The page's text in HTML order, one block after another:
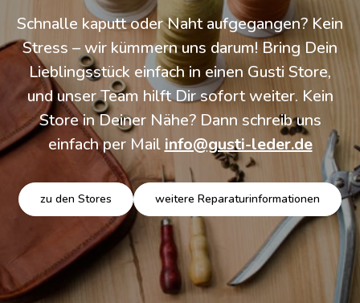
Schnalle kaputt oder Naht aufgegangen? Kein
Stress – wir kümmern uns darum! Bring Dein
Lieblingsstück einfach in einen Gusti Store,
und unser Team hilft Dir sofort weiter. Kein
Store in Deiner Nähe? Dann schreib uns
einfach per Mail info@gusti-leder.de
zu den Stores weitere Reparaturinformationen